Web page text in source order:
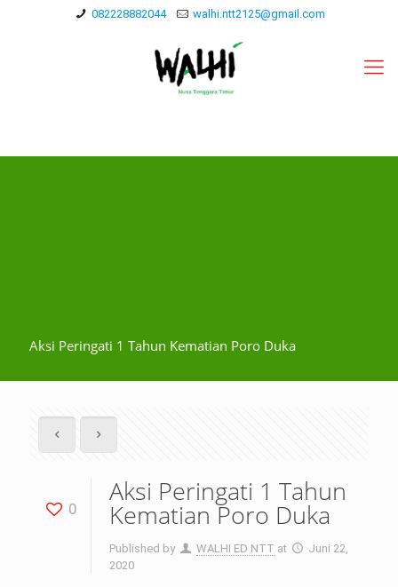
082228882044 walhi.ntt2125@gmail.com
Aksi Peringati 1 Tahun Kematian Poro Duka
0
Aksi Peringati 1 Tahun
Kematian Poro Duka
Published by WALHI ED NTT at
Juni 22,
2020